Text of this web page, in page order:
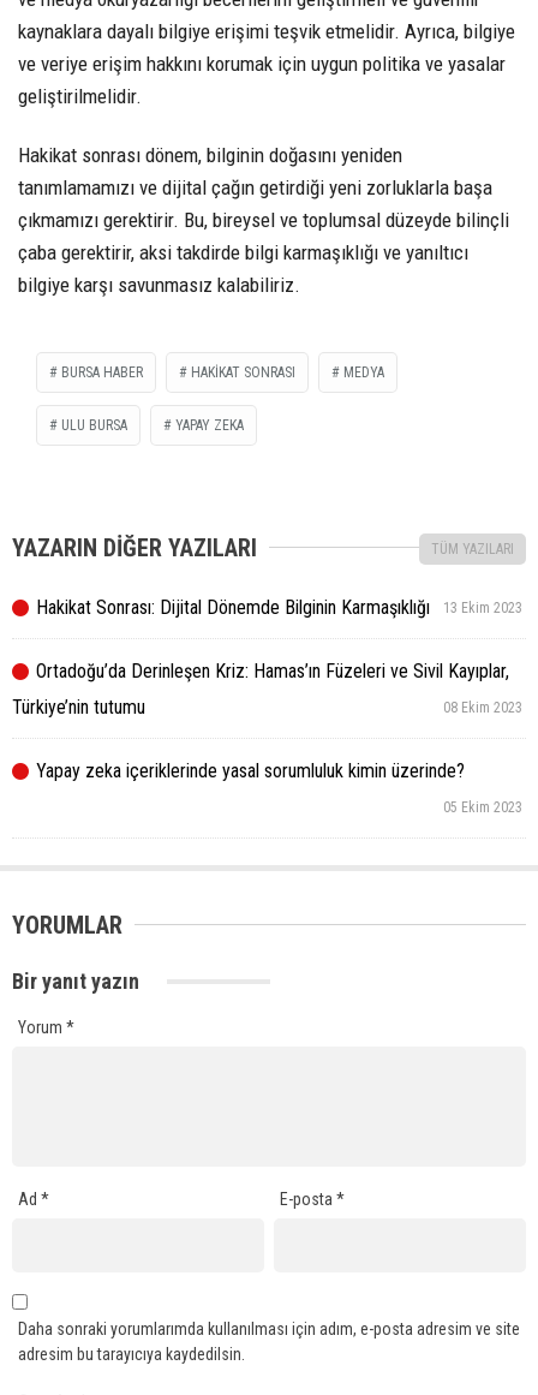
kaynaklara dayalı bilgiye erişimi teşvik etmelidir. Ayrıca, bilgiye
ve veriye erişim hakkını korumak için uygun politika ve yasalar
geliştirilmelidir.
Hakikat sonrası dönem, bilginin doğasını yeniden
tanımlamamızı ve dijital çağın getirdiği yeni zorluklarla başa
çıkmamızı gerektirir. Bu, bireysel ve toplumsal düzeyde bilinçli
çaba gerektirir, aksi takdirde bilgi karmaşıklığı ve yanıltıcı
bilgiye karşı savunmasız kalabiliriz.
BURSA HABER HAKIKAT SONRASI MEDYA
ULU BURSA YAPAY ZEKA
YAZARIN DİĞER YAZILARI TÜM YAZILARI
Hakikat Sonrası: Dijital Dönemde Bilginin Karmaşıklığı 13 Ekim 2023
Ortadoğu’da Derinleşen Kriz: Hamas’ın Füzeleri ve Sivil Kayıplar,
Türkiye’nin tutumu
08 Ekim 2023
Yapay zeka içeriklerinde yasal sorumluluk kimin üzerinde?
05 Ekim 2023
YORUMLAR
Bir yanıt yazın
Yorum *
Ad * E-posta*
Daha sonraki yorumlarımda kullanılması için adım, e-posta adresim ve site
adresim bu tarayıcıya kaydedilsin.